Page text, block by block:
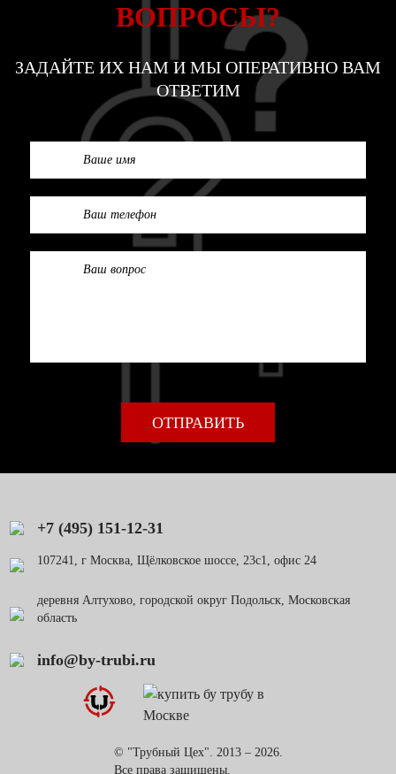
ВОПРОСЫ?
ЗАДАЙТЕ ИХ НАМ И МЫ ОПЕРАТИВНО ВАМ
ОТВЕТИМ
© "Трубный Цех". 2013 – 2026.
Все права защищены.
+7 (495) 151-12-31
107241, г Москва, Щёлковское шоссе, 23с1, офис 24
деревня Алтухово, городской округ Подольск, Московская
область
info@by-trubi.ru